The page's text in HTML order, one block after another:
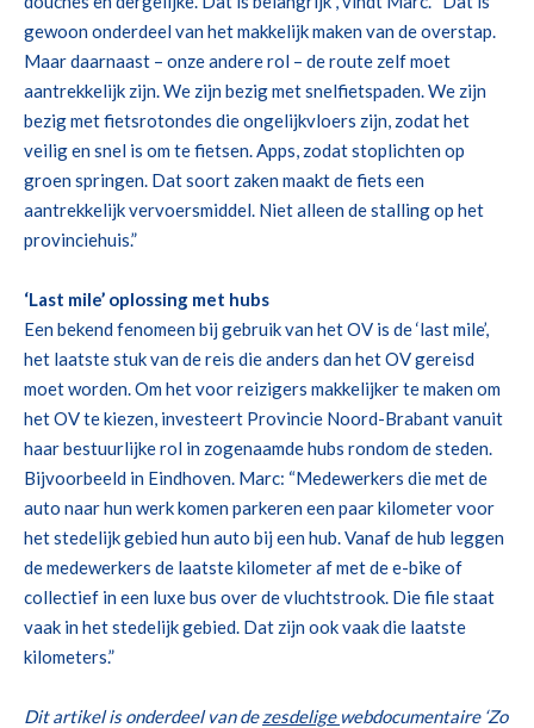
gewoon onderdeel van het makkelijk maken van de overstap.
Maar daarnaast – onze andere rol – de route zelf moet
aantrekkelijk zijn. We zijn bezig met snelfietspaden.We zijn
bezig metfietsrotondes die ongelijkvloers zijn, zodat het
veilig en snel is om te fietsen. Apps, zodat stoplichten op
groen springen. Dat soort zaken maakt de fiets een
aantrekkelijk vervoersmiddel. Niet alleen de stalling op het
provinciehuis.”
‘Last mile’ oplossing met hubs
Een bekend fenomeen bij gebruik van het OV is de ‘lastmile’,
het laatste stuk van de reis die anders dan het OV gereisd
moet worden.Om het voor reizigers makkelijker te maken om
het OV te kiezen, investeert Provincie Noord-Brabantvanuit
haar bestuurlijkerol in zogenaamde hubs rondom de steden.
Bijvoorbeeld in Eindhoven. Marc: “Medewerkers die met de
auto naar hun werk komen parkeren een paar kilometer voor
het stedelijk gebied hun auto bij een hub.Vanaf de hub leggen
de medewerkers de laatste kilometer af met de e-bike of
collectief in een luxe bus over de vluchtstrook. Die file staat
vaak in het stedelijk gebied. Dat zijn ook vaak die laatste
kilometers.”
Dit artikel is onderdeel van dezesdelige webdocumentaire‘Zo